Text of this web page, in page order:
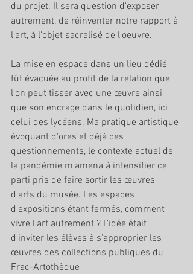
du projet. Il sera question d'exposer
autrement, de réinventer notre rapport à
l'art, à l'objet sacralisé de l'oeuvre.
La mise en espace dans un lieu dédié
fût évacuée au profit de la relation que
l'on peut tisser avec une œuvre ainsi
que son encrage dans le quotidien, ici
celui des lycéens. Ma pratique artistique
évoquant d'ores et déjà ces
questionnements, le contexte actuel de
la pandémie m'amena à intensifier ce
parti pris de faire sortir les œuvres
d'arts du musée. Les espaces
d'expositions étant fermés, comment
vivre l'art autrement ? L'idée était
d'inviter les élèves à s'approprier les
œuvres des collections publiques du
Frac-Artothèque